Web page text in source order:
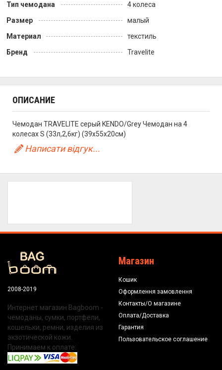
Тип чемодана
4 колеса
Размер
малый
Материал
текстиль
Бренд
Travelite
ОПИСАНИЕ
Чемодан TRAVELITE серый KENDO/Grey Чемодан на 4
колесах S (33л,2,6кг) (39x55x20см)
Написати відгук...
2008-2019
Интернет магазин Bagboom -
чемоданы, сумки, портфели,
кошельки, ремни, изделия из
экзотической кожи.
Принимаем к оплате:
Магазин
Кошик
Оформлення замовлення
Контакты/О магазине
Оплата/Доставка
Гарантия
Пользовательское соглашение